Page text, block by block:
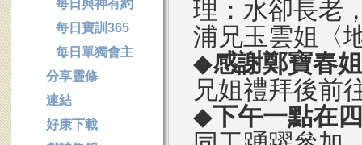
理：水卻長老
浦兄玉雲姐〈
◆感謝鄭寶春
兄姐禮拜後前
◆下午一點在
每日與神有約
每日寶訓365
每日單獨會主
分享靈修
連結
好康下載